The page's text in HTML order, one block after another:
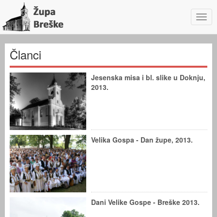
Članci
Jesenska misa i bl. slike u Doknju,
2013.
Velika Gospa - Dan župe, 2013.
Dani Velike Gospe - Breške 2013.